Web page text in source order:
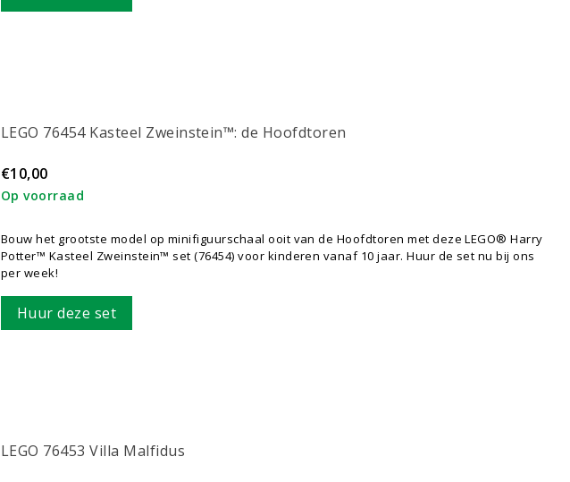
LEGO 76454 Kasteel Zweinstein™: de Hoofdtoren
€10,00
Op voorraad
Bouw het grootste model op minifiguurschaal ooit van de Hoofdtoren met deze LEGO® Harry
Potter™ Kasteel Zweinstein™ set (76454) voor kinderen vanaf 10 jaar. Huur de set nu bij ons
per week!
Huur deze set
LEGO 76453 Villa Malfidus